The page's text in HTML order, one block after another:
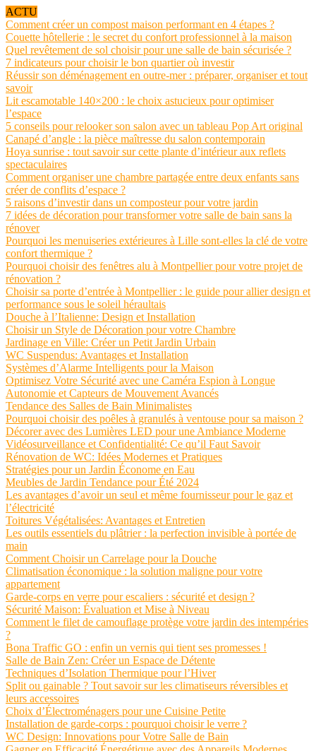
ACTU
Comment créer un compost maison performant en 4 étapes ?
Couette hôtellerie : le secret du confort professionnel à la maison
Quel revêtement de sol choisir pour une salle de bain sécurisée ?
7 indicateurs pour choisir le bon quartier où investir
Réussir son déménagement en outre-mer : préparer, organiser et tout
savoir
Lit escamotable 140×200 : le choix astucieux pour optimiser
l’espace
5 conseils pour relooker son salon avec un tableau Pop Art original
Canapé d’angle : la pièce maîtresse du salon contemporain
Hoya sunrise : tout savoir sur cette plante d’intérieur aux reflets
spectaculaires
Comment organiser une chambre partagée entre deux enfants sans
créer de conflits d’espace ?
5 raisons d’investir dans un composteur pour votre jardin
7 idées de décoration pour transformer votre salle de bain sans la
rénover
Pourquoi les menuiseries extérieures à Lille sont-elles la clé de votre
confort thermique ?
Pourquoi choisir des fenêtres alu à Montpellier pour votre projet de
rénovation ?
Choisir sa porte d’entrée à Montpellier : le guide pour allier design et
performance sous le soleil héraultais
Douche à l’Italienne: Design et Installation
Choisir un Style de Décoration pour votre Chambre
Jardinage en Ville: Créer un Petit Jardin Urbain
WC Suspendus: Avantages et Installation
Systèmes d’Alarme Intelligents pour la Maison
Optimisez Votre Sécurité avec une Caméra Espion à Longue
Autonomie et Capteurs de Mouvement Avancés
Tendance des Salles de Bain Minimalistes
Pourquoi choisir des poêles à granulés à ventouse pour sa maison ?
Décorer avec des Lumières LED pour une Ambiance Moderne
Vidéosurveillance et Confidentialité: Ce qu’il Faut Savoir
Rénovation de WC: Idées Modernes et Pratiques
Stratégies pour un Jardin Économe en Eau
Meubles de Jardin Tendance pour Été 2024
Les avantages d’avoir un seul et même fournisseur pour le gaz et
l’électricité
Toitures Végétalisées: Avantages et Entretien
Les outils essentiels du plâtrier : la perfection invisible à portée de
main
Comment Choisir un Carrelage pour la Douche
Climatisation économique : la solution maligne pour votre
appartement
Garde-corps en verre pour escaliers : sécurité et design ?
Sécurité Maison: Évaluation et Mise à Niveau
Comment le filet de camouflage protège votre jardin des intempéries
?
Bona Traffic GO : enfin un vernis qui tient ses promesses !
Salle de Bain Zen: Créer un Espace de Détente
Techniques d’Isolation Thermique pour l’Hiver
Split ou gainable ? Tout savoir sur les climatiseurs réversibles et
leurs accessoires
Choix d’Électroménagers pour une Cuisine Petite
Installation de garde-corps : pourquoi choisir le verre ?
WC Design: Innovations pour Votre Salle de Bain